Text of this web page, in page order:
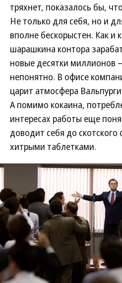
тряхнет, показалось бы,
Не только для себя, но и
вполне бескорыстен. Как и
шарашкина контора
новые десятки миллионов
непонятно. В офисе
царит атмосфера
А помимо кокаина,
интересах работы еще
доводит себя до скотского
хитрыми таблетками.